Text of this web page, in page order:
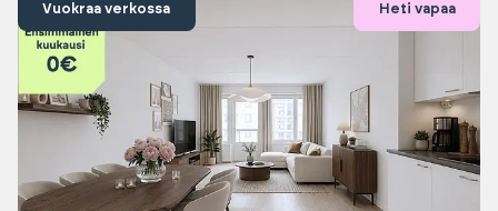
Vuokraa verkossa Heti vapaa